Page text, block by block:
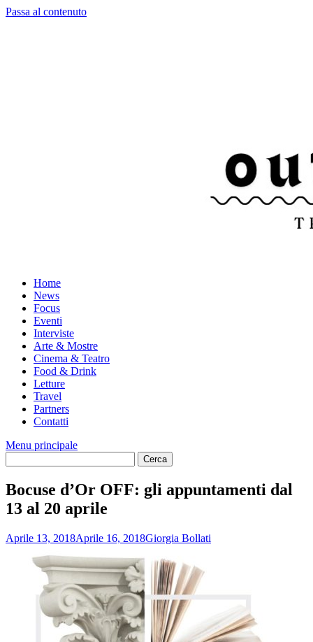
Passa al contenuto
Home
News
Focus
Eventi
Interviste
Arte & Mostre
Cinema & Teatro
Food & Drink
Letture
Travel
Partners
Contatti
Menu principale
Bocuse d’Or OFF: gli appuntamenti dal
13 al 20 aprile
Aprile 13, 2018Aprile 16, 2018Giorgia Bollati